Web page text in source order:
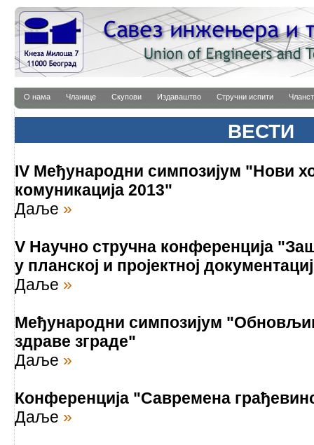
О нама Чланице Скупови Издаваштво Стручни испити
ВЕСТИ
IV Међународни симпозијум "Нови
комуникација 2013"
Даље »
V Научно стручна конференција
у планској и пројектној
Даље »
Међународни симпозијум
здраве зграде"
Даље »
Конференција "Савремена
Даље »